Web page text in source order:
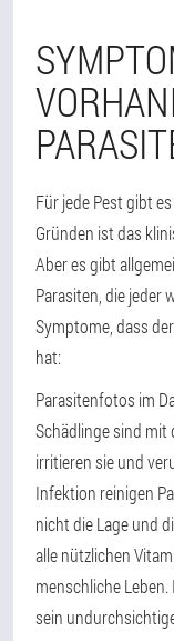
Für jede Pest gibt
Gründen ist das
Aber es gibt
Parasiten, die jeder
Symptome, dass
hat:
Parasitenfotos im
Schädlinge sind mit
irritieren sie und
Infektion reinigen
nicht die Lage und
alle nützlichen
menschliche
sein